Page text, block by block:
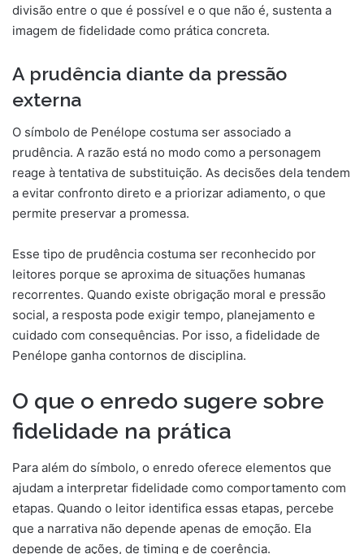
divisão entre o que é possível e o que não é, sustenta a
imagem de fidelidade como prática concreta.
A prudência diante da pressão
externa
O símbolo de Penélope costuma ser associado a
prudência. A razão está no modo como a personagem
reage à tentativa de substituição. As decisões dela tendem
a evitar confronto direto e a priorizar adiamento, o que
permite preservar a promessa.
Esse tipo de prudência costuma ser reconhecido por
leitores porque se aproxima de situações humanas
recorrentes. Quando existe obrigação moral e pressão
social, a resposta pode exigir tempo, planejamento e
cuidado com consequências. Por isso, a fidelidade de
Penélope ganha contornos de disciplina.
O que o enredo sugere sobre
fidelidade na prática
Para além do símbolo, o enredo oferece elementos que
ajudam a interpretar fidelidade como comportamento com
etapas. Quando o leitor identifica essas etapas, percebe
que a narrativa não depende apenas de emoção. Ela
depende de ações, de timing e de coerência.